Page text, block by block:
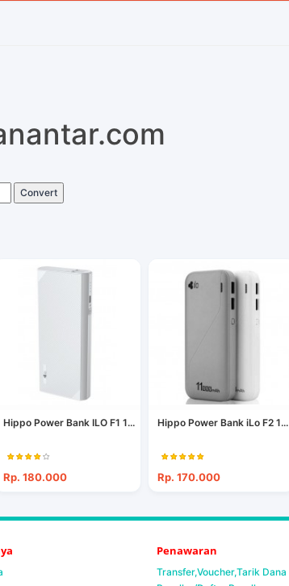
Convert
Hippo Power Bank ILO F1 1...
Rp. 180.000
Hippo Power Bank iLo F2 1...
Rp. 170.000
Penawaran
Transfer,Voucher,Tarik Dana